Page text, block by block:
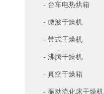
- 台车电热烘箱
- 微波干燥机
- 带式干燥机
- 沸腾干燥机
- 真空干燥箱
- 振动流化床干燥机